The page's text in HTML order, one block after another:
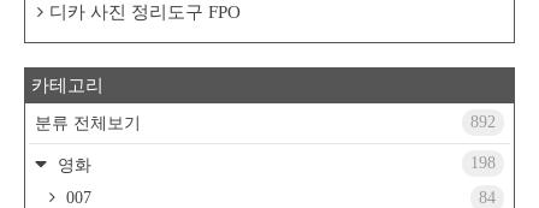
디카 사진 정리도구 FPO
카테고리
분류 전체보기 892
영화
198
007
84